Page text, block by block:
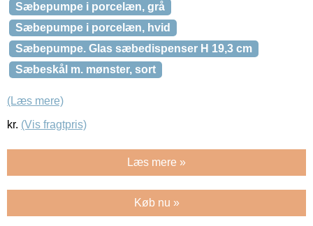
Sæbepumpe i porcelæn, grå
Sæbepumpe i porcelæn, hvid
Sæbepumpe. Glas sæbedispenser H 19,3 cm
Sæbeskål m. mønster, sort
(Læs mere)
kr. (Vis fragtpris)
Læs mere »
Køb nu »